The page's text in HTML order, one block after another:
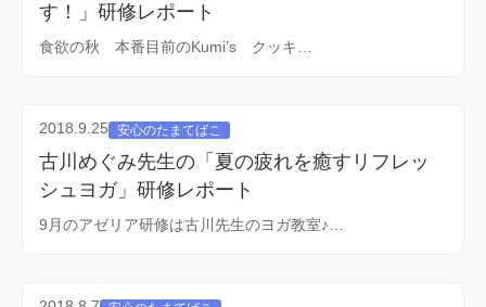
す！」研修レポート
食欲の秋 本番目前のKumi’s クッキ…
2018.9.25 安心のたまてばこ
古川めぐみ先生の「夏の疲れを癒すリフレッ
シュヨガ」研修レポート
9月のアゼリア研修は古川先生のヨガ教室♪…